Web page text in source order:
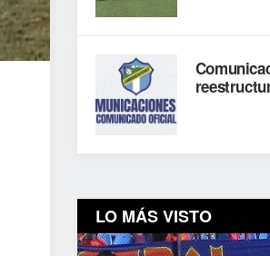
LO MÁS VISTO